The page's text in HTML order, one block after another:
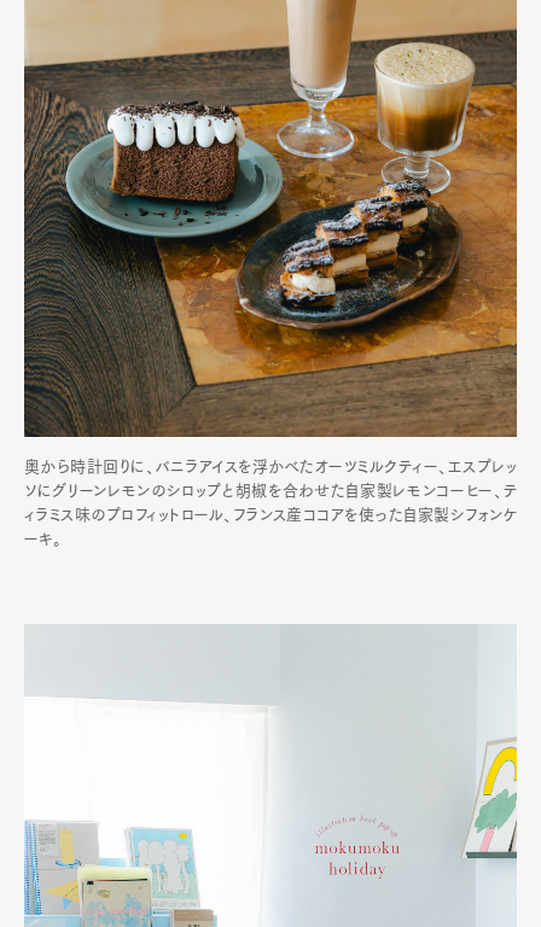
奥から時計回りに、バニラアイスを浮かべたオーツミルクティー、エスプレッ
ソにグリーンレモンのシロップと胡椒を合わせた自家製レモンコーヒー、テ
ィラミス味のプロフィットロール、フランス産ココアを使った自家製シフォンケ
ーキ。